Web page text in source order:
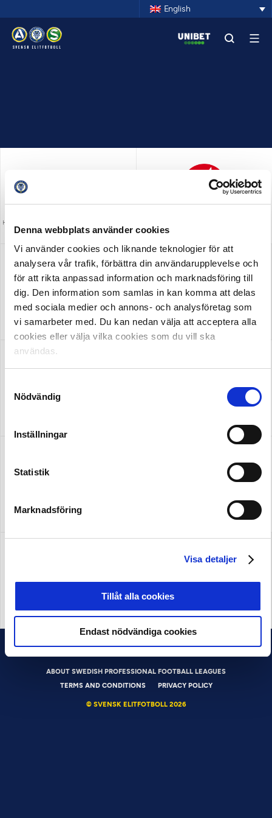
Denna webbplats använder cookies
Vi använder cookies och liknande teknologier för att
analysera vår trafik, förbättra din användarupplevelse och
för att rikta anpassad information och marknadsföring till
dig. Den information som samlas in kan komma att delas
med sociala medier och annons- och analysföretag som
vi samarbeter med. Du kan nedan välja att acceptera alla
cookies eller välja vilka cookies som du vill ska
användas.
Nödvändig
Inställningar
Statistik
Marknadsföring
Visa detaljer
Tillåt alla cookies
Endast nödvändiga cookies
English
HUVUDPARTNER OCH PRESENTING PARTNER
ALLSVENSKAN
OFFICIELL LEVERANTÖR
OFFICIELL LEVERANTÖR OFFICIELL LEVERANTÖR
ABOUT SWEDISH PROFESSIONAL FOOTBALL LEAGUES
TERMS AND CONDITIONS
PRIVACY POLICY
© SVENSK ELITFOTBOLL 2026